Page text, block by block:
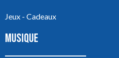
Jeux - Cadeaux
MUSIQUE